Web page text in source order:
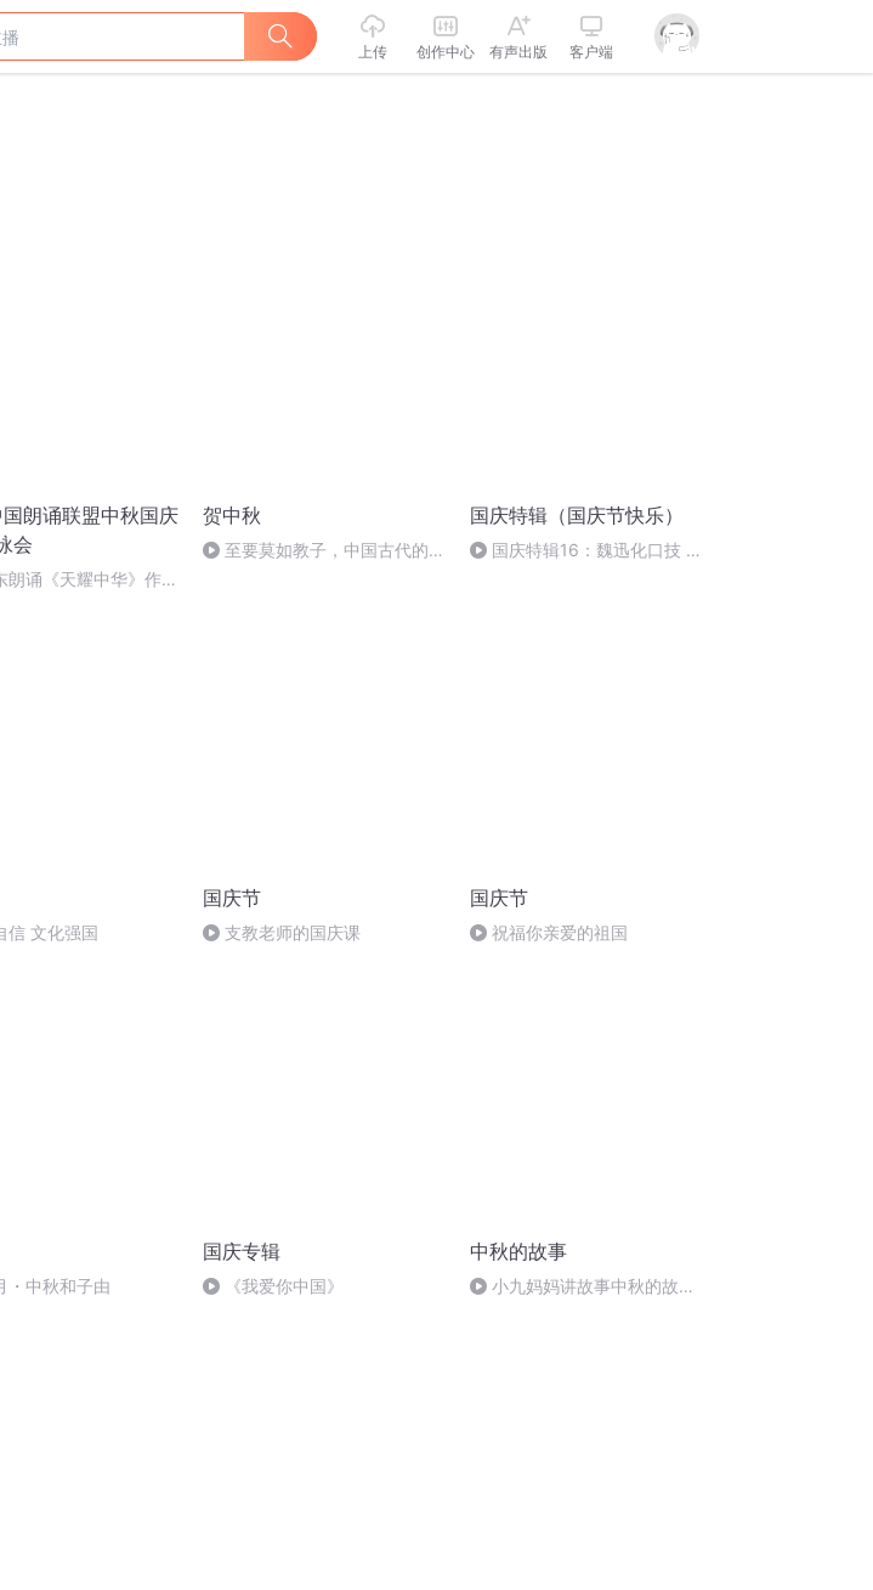
上传 创作中心 有声出版 客户端
朗诵联盟中秋国庆
会
朗诵《天耀中华》作
贺中秋
至要莫如教子，中国古代的家
国庆特辑（国庆节快乐）
国庆特辑16：魏迅化口技 二
信 文化强国
国庆节
支教老师的国庆课
国庆节
祝福你亲爱的祖国
・中秋和子由
国庆专辑
《我爱你中国》
中秋的故事
小九妈妈讲故事中秋的故